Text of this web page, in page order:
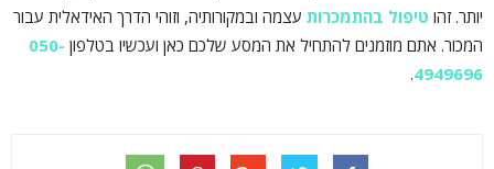
יותר. זהו טיפול בהתמכרות עצמה ובמקורותיה, וזוהי הדרך האידאלית עבור
המכור. אתם מוזמנים להתחיל את המסע שלכם כאן ועכשיו בטלפון 050-
4949696
.